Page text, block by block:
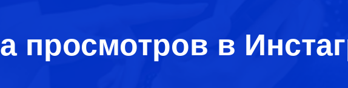
просмотров в